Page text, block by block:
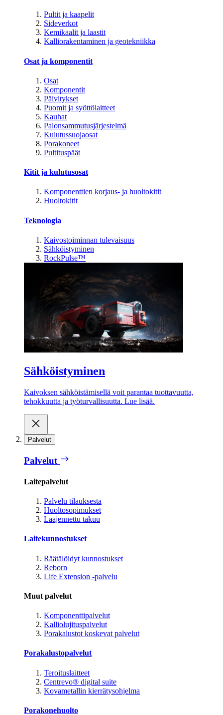
Pultit ja kaapelit
Sideverkot
Kemikaalit ja laastit
Kalliorakentaminen ja geotekniikka
Osat ja komponentit
Osat
Komponentit
Päivitykset
Puomit ja syöttölaitteet
Kauhat
Palonsammutusjärjestelmä
Kulutussuojaosat
Porakoneet
Pultituspäät
Kitit ja kulutusosat
Komponenttien korjaus- ja huoltokitit
Huoltokitit
Teknologia
Kaivostoiminnan tulevaisuus
Sähköistyminen
RockPulse™
Sähköistyminen
Kaivoksen sähköistämisellä voit parantaa tuottavuutta,
tehokkuutta ja työturvallisuutta. Lue lisää.
Palvelut
Palvelut
Laitepalvelut
Palvelu tilauksesta
Huoltosopimukset
Laajennettu takuu
Laitekunnostukset
Räätälöidyt kunnostukset
Reborn
Life Extension -palvelu
Muut palvelut
Komponenttipalvelut
Kalliolujituspalvelut
Porakalustot koskevat palvelut
Porakalustopalvelut
Teroituslaitteet
Centrevo® digital suite
Kovametallin kierrätysohjelma
Porakonehuolto